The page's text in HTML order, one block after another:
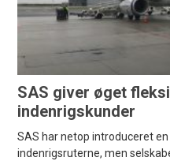
SAS giver øget
indenrigskunder
SAS har netop introduceret
indenrigsruterne, men